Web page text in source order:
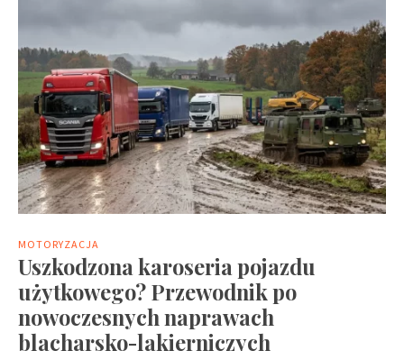
MOTORYZACJA
Uszkodzona karoseria pojazdu
użytkowego? Przewodnik po
nowoczesnych naprawach
blacharsko-lakierniczych